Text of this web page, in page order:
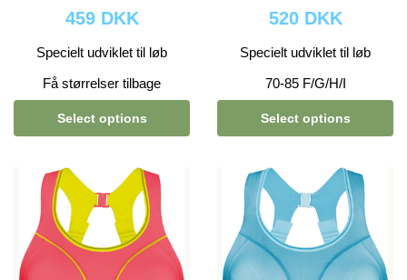
459 DKK
Specielt udviklet til løb
Få størrelser tilbage
Select options
520 DKK
Specielt udviklet til løb
70-85 F/G/H/I
Select options